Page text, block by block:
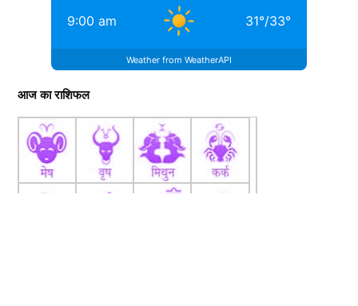
9:00 am 31°/33°
Weather from WeatherAPI
आज का राशिफल